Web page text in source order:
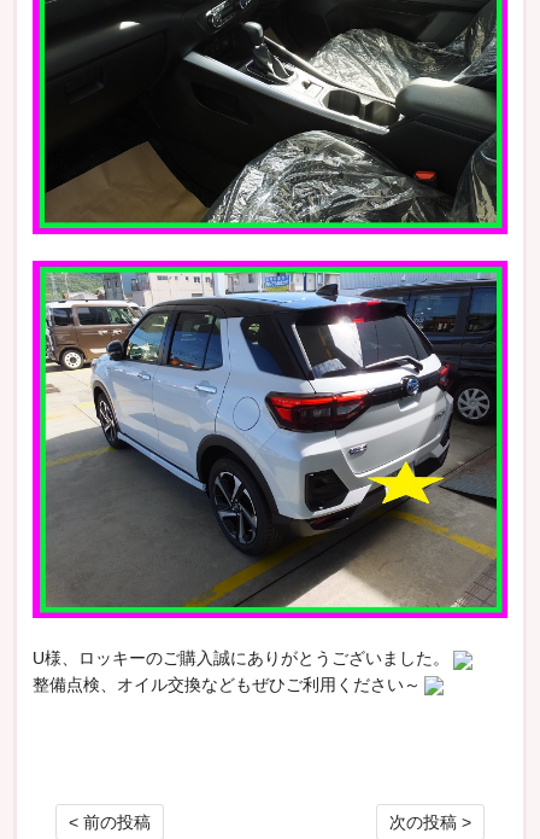
U様、ロッキーのご購入誠にありがとうございました。
整備点検、オイル交換などもぜひご利用ください～
投稿ナビゲーション
< 前の投稿 次の投稿 >